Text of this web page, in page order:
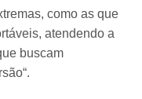
como as que
atendendo a
buscam